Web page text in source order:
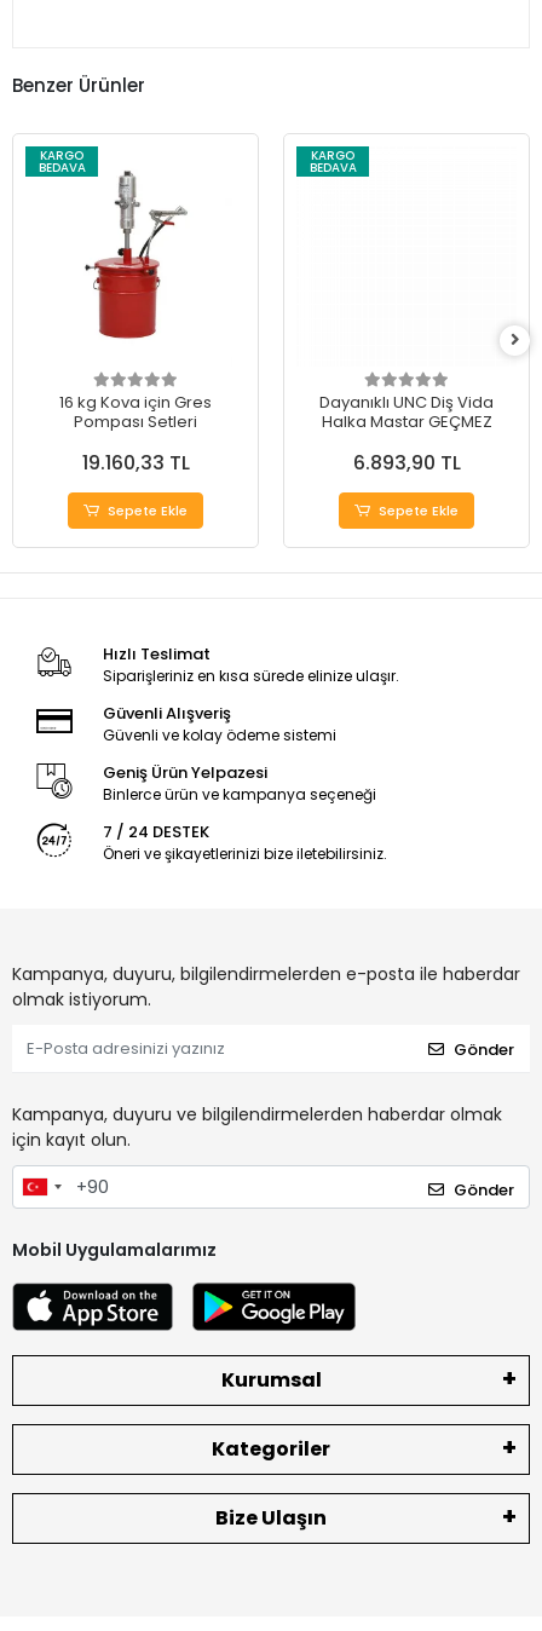
Benzer Ürünler
KARGO
BEDAVA
16 kg Kova için Gres
Pompası Setleri
19.160,33 TL
Sepete Ekle
KARGO
BEDAVA
Dayanıklı UNC Diş Vida
Halka Mastar GEÇMEZ
6.893,90 TL
Sepete Ekle
Hızlı Teslimat
Siparişleriniz en kısa sürede elinize ulaşır.
Güvenli Alışveriş
Güvenli ve kolay ödeme sistemi
Geniş Ürün Yelpazesi
Binlerce ürün ve kampanya seçeneği
7 / 24 DESTEK
Öneri ve şikayetlerinizi bize iletebilirsiniz.
Kampanya, duyuru, bilgilendirmelerden e-posta ile haberdar
olmak istiyorum.
Gönder
Kampanya, duyuru ve bilgilendirmelerden haberdar olmak
için kayıt olun.
Gönder
Mobil Uygulamalarımız
Kurumsal
Kategoriler
Bize Ulaşın